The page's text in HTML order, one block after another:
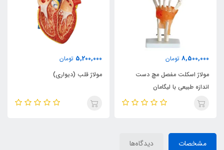
8,500,000 تومان
مولاژ اسکلت مفصل مچ دست
اندازه طبیعی با لیگامان
5,200,000 تومان
مولاژ قلب (دیواری)
مشخصات دیدگاه‌ها